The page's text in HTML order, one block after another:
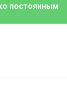
постоянным